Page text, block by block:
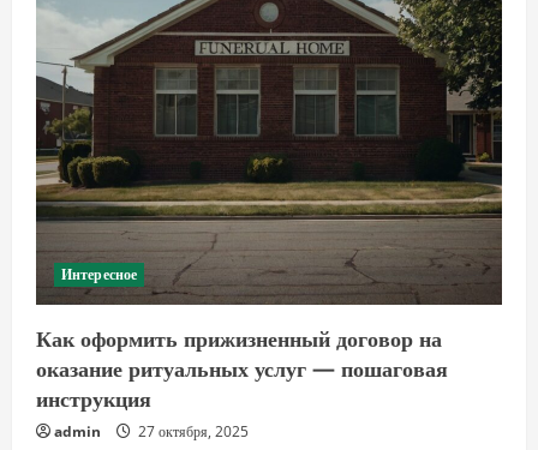
Интересное
Как оформить прижизненный договор на
оказание ритуальных услуг — пошаговая
инструкция
admin 27 октября, 2025